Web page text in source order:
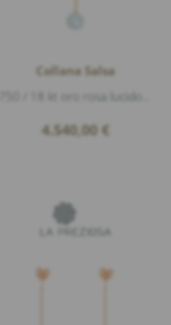
Collana Salsa
4.540,00 €